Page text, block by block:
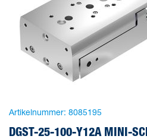
Artikelnummer: 8085195
DGST-25-100-Y12A MINI-